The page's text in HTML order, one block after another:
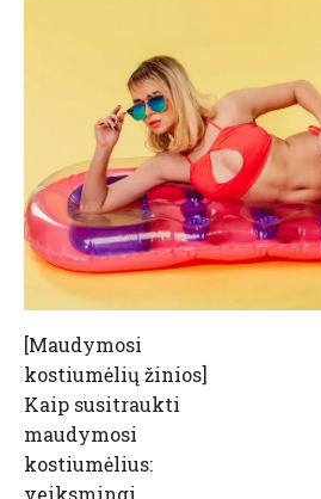
[Maudymosi
kostiumėlių žinios]
Kaip susitraukti
maudymosi
kostiumėlius:
veiksmingi